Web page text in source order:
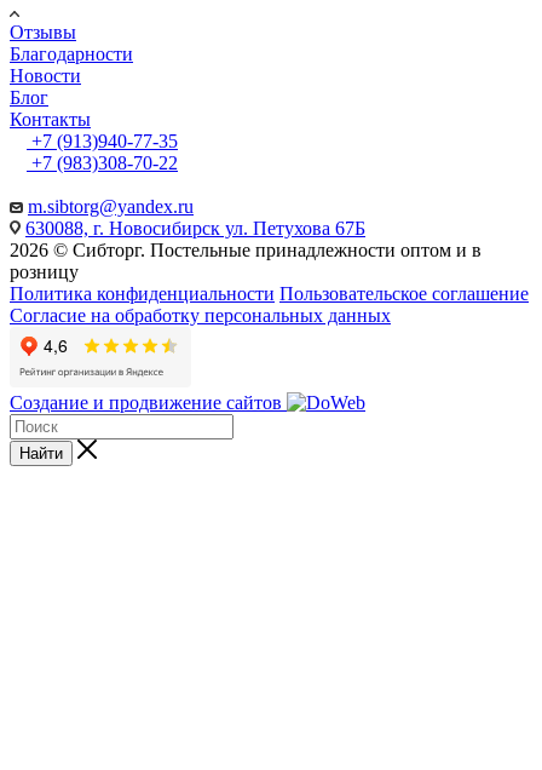
Отзывы
Благодарности
Новости
Блог
Контакты
+7 (913)940-77-35
+7 (983)308-70-22
m.sibtorg@yandex.ru
630088, г. Новосибирск ул. Петухова 67Б
2026 © Сибторг. Постельные принадлежности оптом и в
розницу
Политика конфиденциальности Пользовательское соглашение
Согласие на обработку персональных данных
Создание и продвижение сайтов
Найти